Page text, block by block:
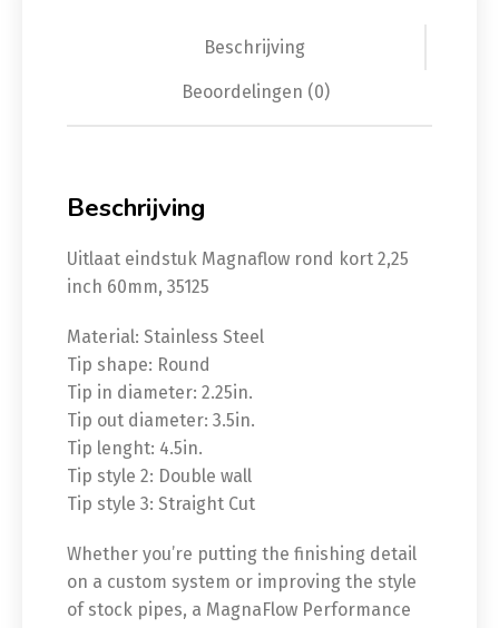
Beschrijving
Beoordelingen (0)
Beschrijving
Uitlaat eindstuk Magnaflow rond kort 2,25
inch 60mm, 35125
Material: Stainless Steel
Tip shape: Round
Tip in diameter: 2.25in.
Tip out diameter: 3.5in.
Tip lenght: 4.5in.
Tip style 2: Double wall
Tip style 3: Straight Cut
Whether you’re putting the finishing detail
on a custom system or improving the style
of stock pipes, a MagnaFlow Performance